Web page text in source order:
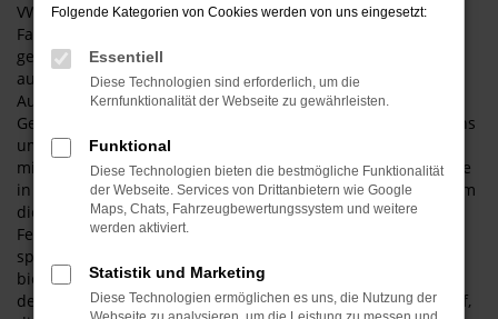
VW Neuwagen werden immer wieder in der Tages- und
Fachpresse besprochen. Für Ingolstadt eignen sich die hoch
gelobten Modelle perfekt und bieten einen
außergewöhnlichen Komfort zum günstigen Preis. Wir vom
Automobilecenter Schmid sind seit mehr als 40 Jahren im
Geschäft und beraten Sie vor dem Kauf eines VW Neuwagens
umfangreich und kompetent. Gerne finden wir gemeinsam
mit Ihnen heraus, welcher VW Neuwagen für Ihre Ansprüche
in Ingolstadt geeignet ist. Konkret geht es dabei nicht nur um
die Auswahl des passenden Modells, sondern auch um die
Festlegung von Lackierung, Motorisierung und all der
spannenden Extras und Assistenzsysteme. VW Neuwagen
bieten vor allem in puncto Sicherheit aber auch hinsichtlich
der Effizienz entscheidende Vorteile – freuen Sie sich darauf,
Folgende Kategorien von Cookies werden von uns eingesetzt:
Essentiell
Diese Technologien sind erforderlich, um die
Kernfunktionalität der Webseite zu gewährleisten.
Funktional
Diese Technologien bieten die bestmögliche Funktionalität
der Webseite. Services von Drittanbietern wie Google
Maps, Chats, Fahrzeugbewertungssystem und weitere
werden aktiviert.
Statistik und Marketing
Diese Technologien ermöglichen es uns, die Nutzung der